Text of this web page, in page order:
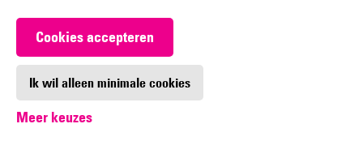
Cookies accepteren
Ik wil alleen minimale cookies
Meer keuzes
Werken bij De Nieuwe Bibliotheek
Digitoegankelijkheid